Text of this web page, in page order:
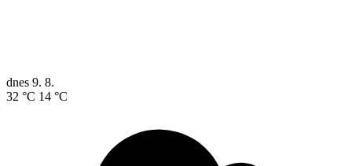
dnes 9. 8.
32 °C 14 °C